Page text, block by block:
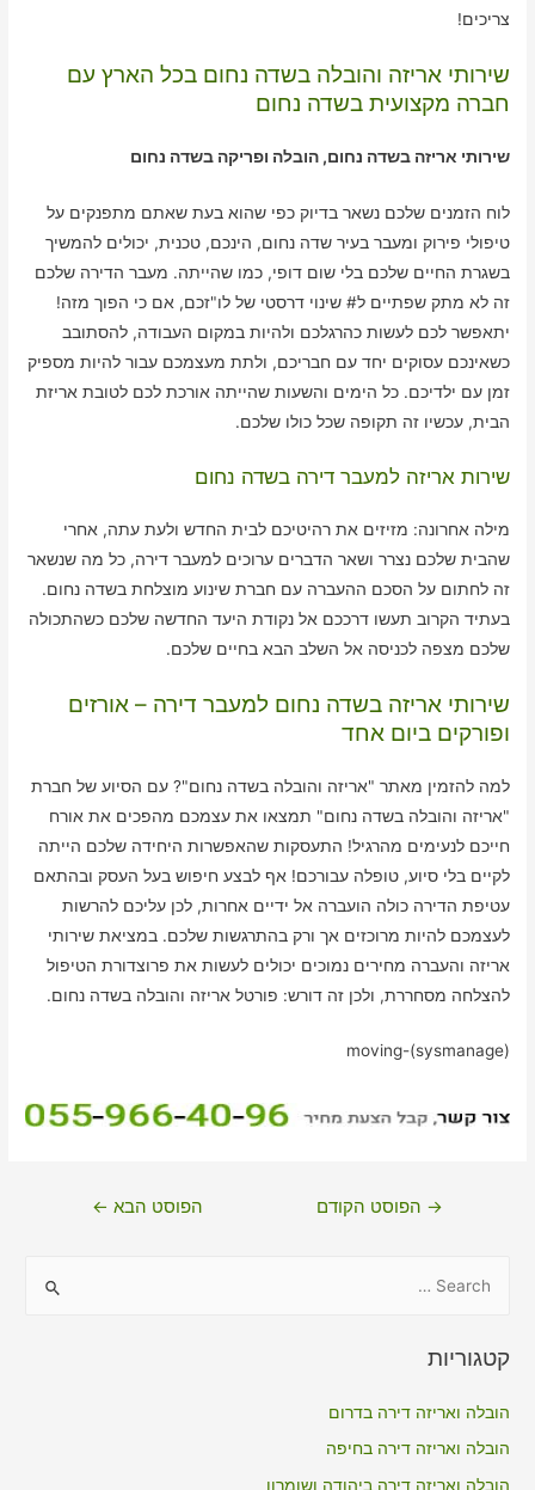
צריכים!
שירותי אריזה והובלה בשדה נחום בכל הארץ עם
חברה מקצועית בשדה נחום
שירותי אריזה בשדה נחום, הובלה ופריקה בשדה נחום
לוח הזמנים שלכם נשאר בדיוק כפי שהוא בעת שאתם מתפנקים על
טיפולי פירוק ומעבר בעיר שדה נחום, הינכם, טכנית, יכולים להמשיך
בשגרת החיים שלכם בלי שום דופי, כמו שהייתה. מעבר הדירה שלכם
זה לא מתק שפתיים ל# שינוי דרסטי של לו"זכם, אם כי הפוך מזה!
יתאפשר לכם לעשות כהרגלכם ולהיות במקום העבודה, להסתובב
כשאינכם עסוקים יחד עם חבריכם, ולתת מעצמכם עבור להיות מספיק
זמן עם ילדיכם. כל הימים והשעות שהייתה אורכת לכם לטובת אריזת
הבית, עכשיו זה תקופה שכל כולו שלכם.
שירות אריזה למעבר דירה בשדה נחום
מילה אחרונה: מזיזים את רהיטיכם לבית החדש ולעת עתה, אחרי
שהבית שלכם נצרר ושאר הדברים ערוכים למעבר דירה, כל מה שנשאר
זה לחתום על הסכם ההעברה עם חברת שינוע מוצלחת בשדה נחום.
בעתיד הקרוב תעשו דרככם אל נקודת היעד החדשה שלכם כשהתכולה
שלכם מצפה לכניסה אל השלב הבא בחיים שלכם.
שירותי אריזה בשדה נחום למעבר דירה – אורזים
ופורקים ביום אחד
למה להזמין מאתר "אריזה והובלה בשדה נחום"? עם הסיוע של חברת
"אריזה והובלה בשדה נחום" תמצאו את עצמכם מהפכים את אורח
חייכם לנעימים מהרגיל! התעסקות שהאפשרות היחידה שלכם הייתה
לקיים בלי סיוע, טופלה עבורכם! אף לבצע חיפוש בעל העסק ובהתאם
עטיפת הדירה כולה הועברה אל ידיים אחרות, לכן עליכם להרשות
לעצמכם להיות מרוכזים אך ורק בהתרגשות שלכם. במציאת שירותי
אריזה והעברה מחירים נמוכים יכולים לעשות את פרוצדורת הטיפול
להצלחה מסחררת, ולכן זה דורש: פורטל אריזה והובלה בשדה נחום.
moving-(sysmanage)
ניווט→ הפוסט הקודם הפוסט הבא ←
r
קטגוריות
הובלה ואריזה דירה בדרום
הובלה ואריזה דירה בחיפה
הובלה ואריזה דירה ביהודה ושומרון